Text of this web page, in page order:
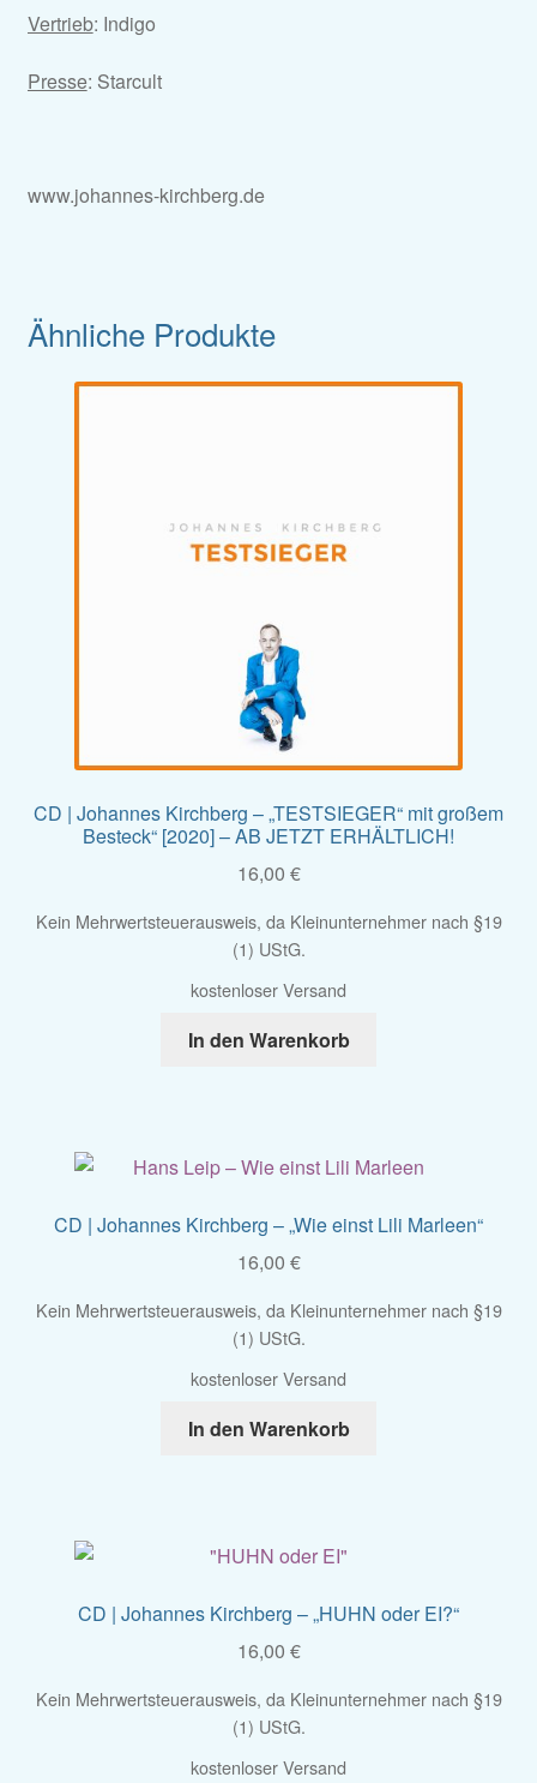
Vertrieb: Indigo
Presse: Starcult
www.johannes-kirchberg.de
Ähnliche Produkte
CD | Johannes Kirchberg – „TESTSIEGER“ mit großem
Besteck“ [2020] – AB JETZT ERHÄLTLICH!
16,00 €
Kein Mehrwertsteuerausweis, da Kleinunternehmer nach §19
(1) UStG.
kostenloser Versand
In den Warenkorb
CD | Johannes Kirchberg – „Wie einst Lili Marleen“
16,00 €
Kein Mehrwertsteuerausweis, da Kleinunternehmer nach §19
(1) UStG.
kostenloser Versand
In den Warenkorb
CD | Johannes Kirchberg – „HUHN oder EI?“
16,00 €
Kein Mehrwertsteuerausweis, da Kleinunternehmer nach §19
(1) UStG.
kostenloser Versand